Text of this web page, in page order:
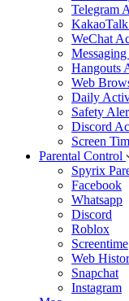
Telegram
WeChat
Hangouts
Web
Daily
Safety
Discord
Screen
Parental Control
Spyrix
Facebook
Whatsapp
Discord
Roblox
Screentime
Web
Snapchat
Instagram